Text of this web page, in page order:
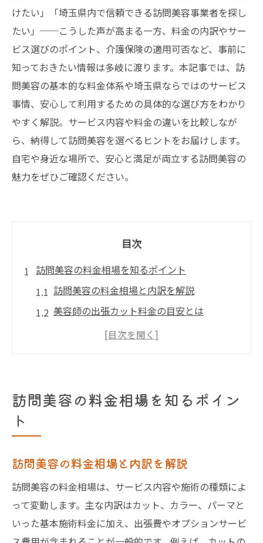
けたい」「埼玉県内で信頼できる訪問美容事業者を探し
たい」──こうした声が高まる一方、料金の内訳やサー
ビス選びのポイント、介護保険の適用可否など、事前に
知っておきたい情報は多岐に渡ります。本記事では、訪
問美容の基本的な料金体系や埼玉県ならではのサービス
事情、安心して利用するための具体的な選び方をわかり
やすく解説。サービス内容や料金の違いを比較しなが
ら、納得して訪問美容を選べるヒントをお届けします。
自宅や身近な場所で、安心と満足が両立する訪問美容の
魅力をぜひご確認ください。
目次
訪問美容の料金相場を知るポイント
訪問美容の料金相場と内訳を解説
美容師の出張カット料金の目安とは
訪問美容の相場を知って賢く活用
出張美容師の料金の違いと比較方法
高齢者が訪問美容を選ぶ満足ポイント
訪問美容サービスが支持される理由
個人宅での訪問美容が快適な理由
訪問美容の利便性と安全性を解説
訪問美容の料金相場を知るポイン
ト
訪問美容の料金相場と内訳を解説
訪問美容の料金相場は、サービス内容や施術の種類によ
って変動します。主な内訳はカット、カラー、パーマと
いった基本施術料金に加え、出張費やオプションサービ